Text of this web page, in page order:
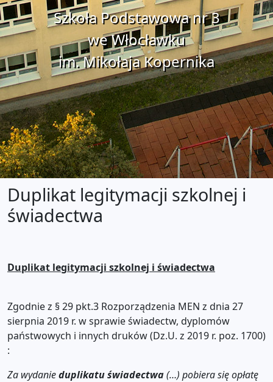
Szkoła Podstawowa nr 3
we Włocławku
im. Mikołaja Kopernika
Duplikat legitymacji szkolnej i
świadectwa
Duplikat legitymacji szkolnej i świadectwa
Zgodnie z § 29 pkt.3 Rozporządzenia MEN z dnia 27
sierpnia 2019 r. w sprawie świadectw, dyplomów
państwowych i innych druków (Dz.U. z 2019 r. poz. 1700)
:
Za wydanieduplikatu świadectwa(…) pobiera się opłatę